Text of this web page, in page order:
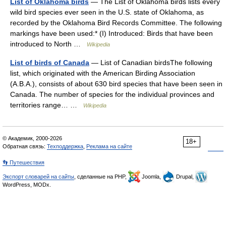
wild bird species ever seen in the U.S. state of Oklahoma, as
recorded by the Oklahoma Bird Records Committee. The following
markings have been used:* (I) Introduced: Birds that have been
introduced to North …
Wikipedia
List of birds of Canada — List of Canadian birdsThe following
list, which originated with the American Birding Association
(A.B.A.), consists of about 630 bird species that have been seen in
Canada. The number of species for the individual provinces and
territories range… …
Wikipedia
18+
© Академик, 2000-2026
Обратная связь: Техподдержка Реклама на сайте
👣 Путешествия
Экспорт словарей на сайты , сделанные на PHP, Joomla,
Drupal,
WordPress, MODx.